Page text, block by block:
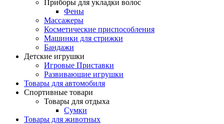
Приборы для укладки волос
Фены
Массажеры
Косметические приспособления
Машинки для стрижки
Бандажи
Детские игрушки
Игровые Приставки
Развивающие игрушки
Товары для автомобиля
Спортивные товари
Товары для отдыха
Сумки
Товары для животных